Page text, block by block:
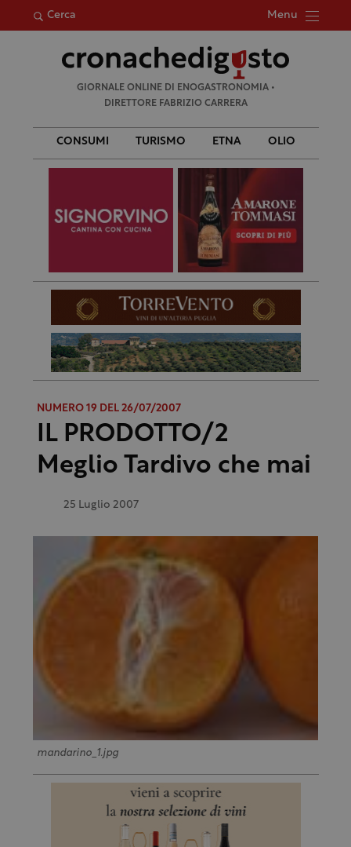
Cerca Menu
per:
GIORNALE ONLINE DI ENOGASTRONOMIA •
DIRETTORE FABRIZIO CARRERA
CONSUMI TURISMO ETNA OLIO
NUMERO 19 DEL 26/07/2007
IL PRODOTTO/2
Meglio Tardivo che mai
25 Luglio 2007
mandarino_1.jpg